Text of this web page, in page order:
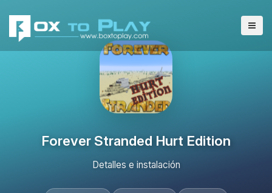
Forever Stranded Hurt Edition
Detalles e instalación